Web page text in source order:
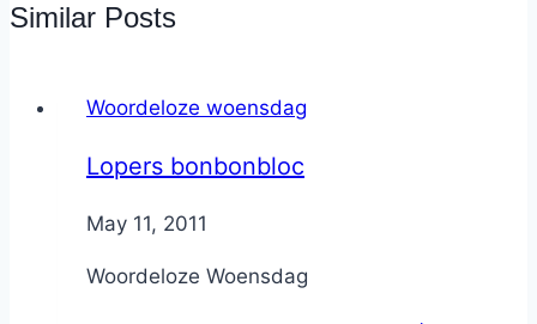
Similar Posts
Woordeloze woensdag
Lopers bonbonbloc
ByNicole
May 11, 2011
Woordeloze Woensdag